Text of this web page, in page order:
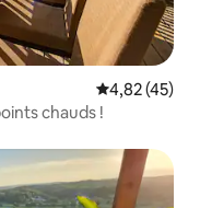
Évaluation
4,82 (45)
chauds !